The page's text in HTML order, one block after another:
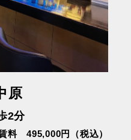
原
2分
料 495,000円（税込）